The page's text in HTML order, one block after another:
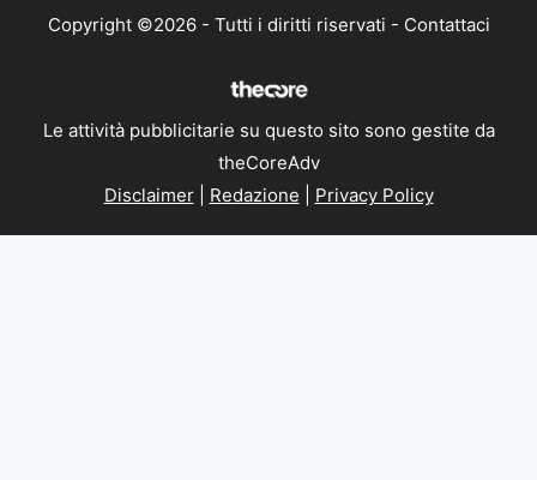
Copyright ©2026 - Tutti i diritti riservati - Contattaci
Le attività pubblicitarie su questo sito sono gestite da
theCoreAdv
Disclaimer| Redazione Privacy Policy